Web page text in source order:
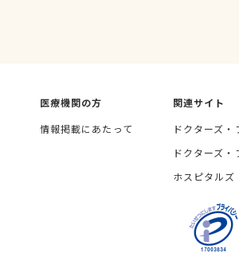
医療機関の方
情報掲載にあたって
関連サイト
ドクターズ・
ドクターズ
ホスピタルズ